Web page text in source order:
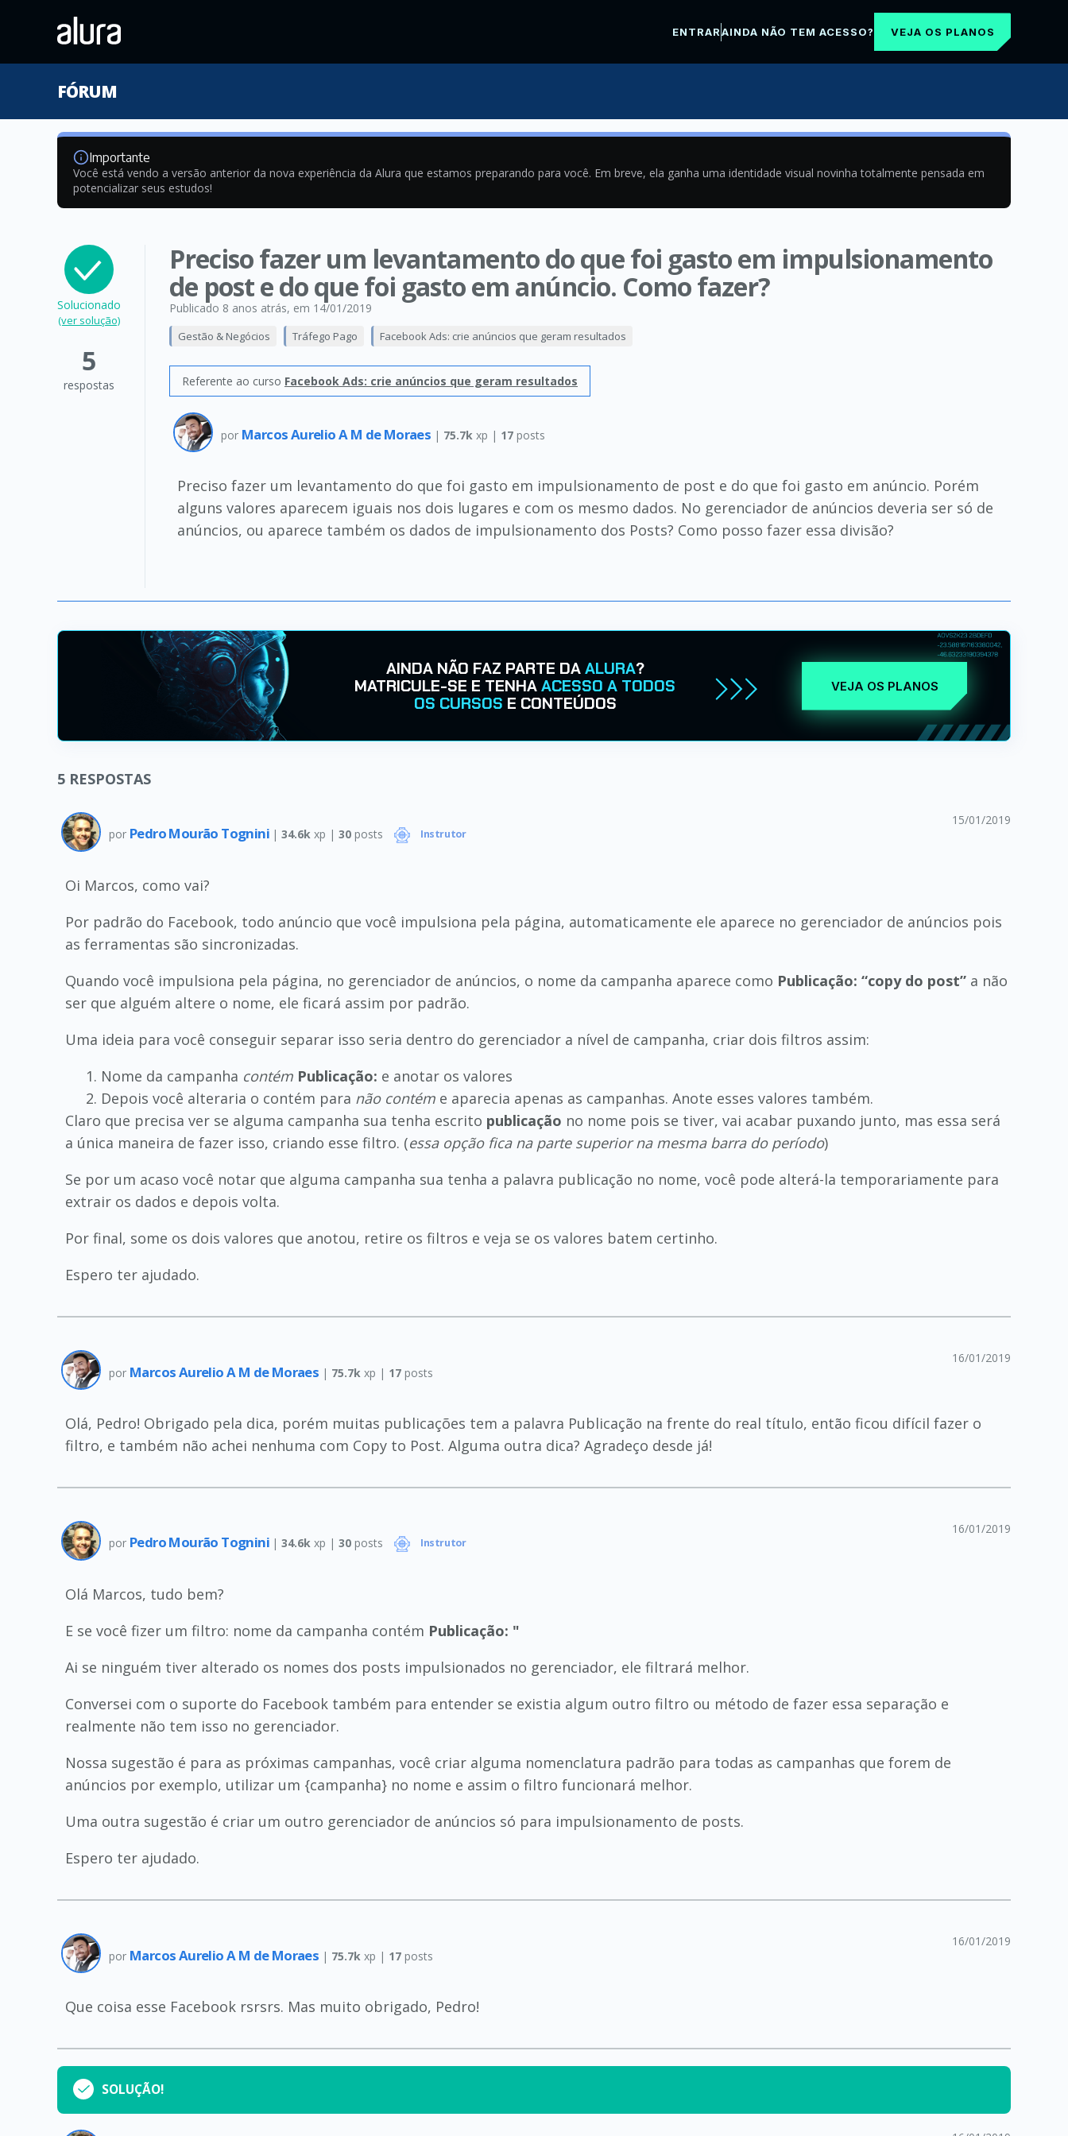
ENTRARAINDA NÃO TEM ACESSO? VEJA OS PLANOS
FÓRUM
Importante
Você está vendo a versão anterior da nova experiência da Alura que estamos preparando para você. Em breve, ela ganha uma identidade visual novinha totalmente pensada em
potencializar seus estudos!
Solucionado
(ver solução)
5
respostas
Preciso fazer um levantamento do que foi gasto em impulsionamento
de post e do que foi gasto em anúncio. Como fazer?
Publicado 8 anos atrás, em 14/01/2019
Gestão & Negócios Tráfego Pago Facebook Ads: crie anúncios que geram resultados
Referente ao curso Facebook Ads: crie anúncios que geram resultados
por Marcos Aurelio A M de Moraes | 75.7k xp | 17posts
Preciso fazer um levantamento do que foi gasto em impulsionamento de post e do que foi gasto em anúncio. Porém
alguns valores aparecem iguais nos dois lugares e com os mesmo dados. No gerenciador de anúncios deveria ser só de
anúncios, ou aparece também os dados de impulsionamento dos Posts? Como posso fazer essa divisão?
AINDA NÃO FAZ PARTE DAALURA?
MATRICULE-SE E TENHAACESSO A TODOS
OS CURSOS E CONTEÚDOS
VEJA OS PLANOS
5 RESPOSTAS
por Pedro Mourão Tognini |34.6k xp |30 posts Instrutor
15/01/2019
Oi Marcos, como vai?
Por padrão do Facebook, todo anúncio que você impulsiona pela página, automaticamente ele aparece no gerenciador de anúncios pois
as ferramentas são sincronizadas.
Quando você impulsiona pela página, no gerenciador de anúncios, o nome da campanha aparece como Publicação: “copy do post” a não
ser que alguém altere o nome, ele ficará assim por padrão.
Uma ideia para você conseguir separar isso seria dentro do gerenciador a nível de campanha, criar dois filtros assim:
Nome da campanha contém Publicação: e anotar os valores
Depois você alteraria o contém para não contém e aparecia apenas as campanhas. Anote esses valores também.
Claro que precisa ver se alguma campanha sua tenha escrito publicação no nome pois se tiver, vai acabar puxando junto, mas essa será
a única maneira de fazer isso, criando esse filtro. (essa opção fica na parte superior na mesma barra do período)
Se por um acaso você notar que alguma campanha sua tenha a palavra publicação no nome, você pode alterá-la temporariamente para
extrair os dados e depois volta.
Por final, some os dois valores que anotou, retire os filtros e veja se os valores batem certinho.
Espero ter ajudado.
por Marcos Aurelio A M de Moraes | 75.7k xp | 17posts
16/01/2019
Olá, Pedro! Obrigado pela dica, porém muitas publicações tem a palavra Publicação na frente do real título, então ficou difícil fazer o
filtro, e também não achei nenhuma com Copy to Post. Alguma outra dica? Agradeço desde já!
por Pedro Mourão Tognini |34.6k xp |30 posts Instrutor
16/01/2019
Olá Marcos, tudo bem?
E se você fizer um filtro: nome da campanha contém Publicação: "
Ai se ninguém tiver alterado os nomes dos posts impulsionados no gerenciador, ele filtrará melhor.
Conversei com o suporte do Facebook também para entender se existia algum outro filtro ou método de fazer essa separação e
realmente não tem isso no gerenciador.
Nossa sugestão é para as próximas campanhas, você criar alguma nomenclatura padrão para todas as campanhas que forem de
anúncios por exemplo, utilizar um {campanha} no nome e assim o filtro funcionará melhor.
Uma outra sugestão é criar um outro gerenciador de anúncios só para impulsionamento de posts.
Espero ter ajudado.
por Marcos Aurelio A M de Moraes | 75.7k xp | 17posts
16/01/2019
Que coisa esse Facebook rsrsrs. Mas muito obrigado, Pedro!
SOLUÇÃO!